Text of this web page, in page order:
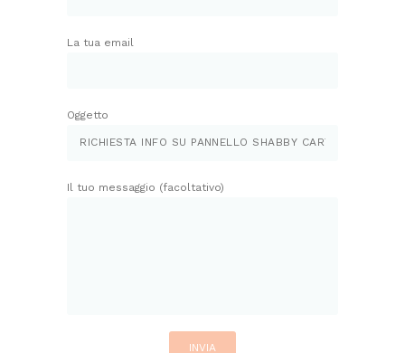
La tua email
Oggetto
Il tuo messaggio (facoltativo)